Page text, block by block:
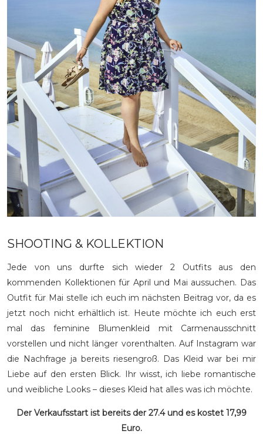
SHOOTING & KOLLEKTION
Jede von uns durfte sich wieder 2 Outfits aus den
kommenden Kollektionen für April und Mai aussuchen. Das
Outfit für Mai stelle ich euch im nächsten Beitrag vor, da es
jetzt noch nicht erhältlich ist. Heute möchte ich euch erst
mal das feminine Blumenkleid mit Carmenausschnitt
vorstellen und nicht länger vorenthalten. Auf Instagram war
die Nachfrage ja bereits riesengroß. Das Kleid war bei mir
Liebe auf den ersten Blick. Ihr wisst, ich liebe romantische
und weibliche Looks – dieses Kleid hat alles was ich möchte.
Der Verkaufsstart ist bereits der 27.4 und es kostet 17,99
Euro.